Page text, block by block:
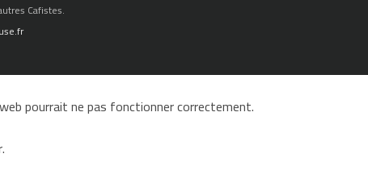
Cafistes.
pourrait ne pas fonctionner correctement.